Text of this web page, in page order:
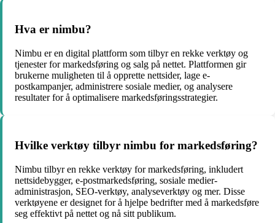
Hva er nimbu?
Nimbu er en digital plattform som tilbyr en rekke verktøy og
tjenester for markedsføring og salg på nettet. Plattformen gir
brukerne muligheten til å opprette nettsider, lage e-
postkampanjer, administrere sosiale medier, og analysere
resultater for å optimalisere markedsføringsstrategier.
Hvilke verktøy tilbyr nimbu for markedsføring?
Nimbu tilbyr en rekke verktøy for markedsføring, inkludert
nettsidebygger, e-postmarkedsføring, sosiale medier-
administrasjon, SEO-verktøy, analyseverktøy og mer. Disse
verktøyene er designet for å hjelpe bedrifter med å markedsføre
seg effektivt på nettet og nå sitt publikum.